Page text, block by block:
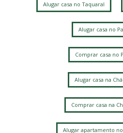
Sao Bernardo
Nova Campinas
Vila Manoel Ferreira
Jardim
Vila Marieta
Alugar casa no Taquaral
Alugar casa no
Comprar casa no
Alugar casa na
Comprar casa na
Alugar apartamento